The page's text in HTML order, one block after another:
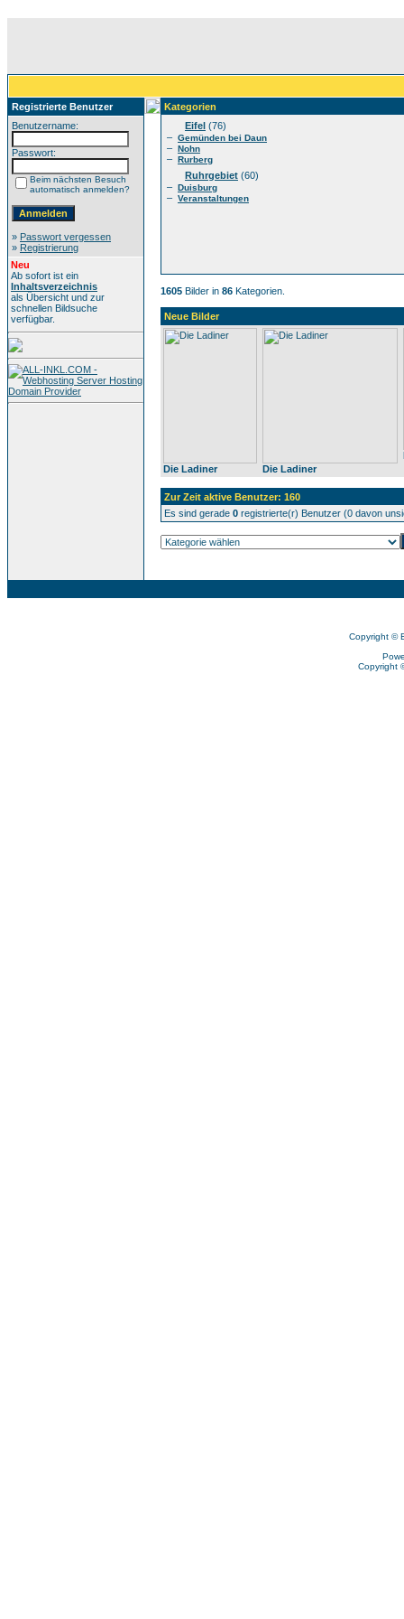
Registrierte Benutzer
Benutzername:
Passwort:
Beim nächsten Besuch
automatisch anmelden?
» Passwort vergessen
» Registrierung
Neu
Ab sofort ist ein
Inhaltsverzeichnis
als Übersicht und zur
schnellen Bildsuche
verfügbar.
Kategorien
Eifel (76)
– Gemünden bei Daun
– Nohn
– Rurberg
Ruhrgebiet (60)
– Duisburg
– Veranstaltungen
1605 Bilder in 86 Kategorien.
Neue Bilder
Die Ladiner Die Ladiner
Zur Zeit aktive Benutzer: 160
Es sind gerade 0 registrierte(r) Benutzer (0 davon
Copyright ©
Copyright